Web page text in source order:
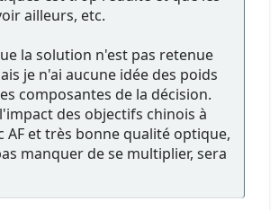
ailleurs, etc.
la solution n'est pas retenue
je n'ai aucune idée des poids
composantes de la décision.
des objectifs chinois à
AF et très bonne qualité optique,
manquer de se multiplier, sera